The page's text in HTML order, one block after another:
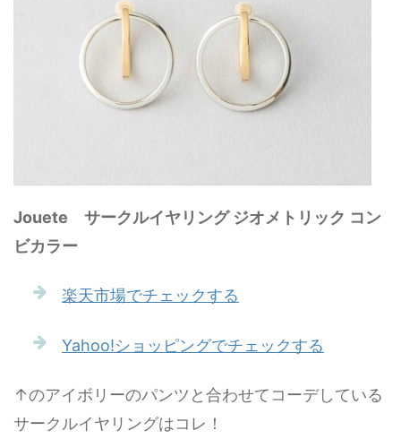
Jouete サークルイヤリング ジオメトリック コン
ビカラー
楽天市場でチェックする
Yahoo!ショッピングでチェックする
↑のアイボリーのパンツと合わせてコーデしている
サークルイヤリングはコレ！